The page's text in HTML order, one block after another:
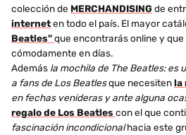
colección de MERCHANDISINGde
interneten todo el país. El mayor
Beatles"que encontrarás online y
cómodamente en días.
Además la mochila de The Beatles: es
a fans de Los Beatlesque necesitenla
en fechas venideras y ante alguna
regalo de Los Beatles con el que
fascinación incondicionalhacia este